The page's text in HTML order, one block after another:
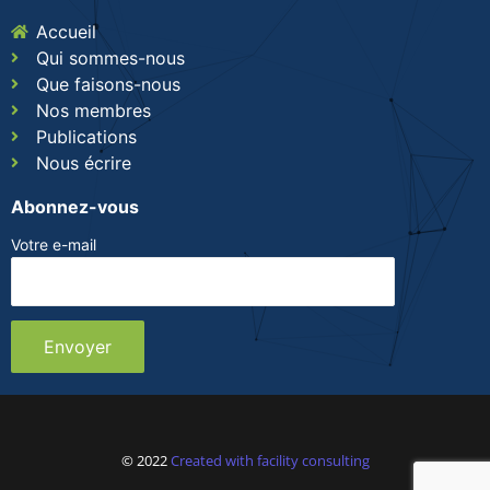
Accueil
Qui sommes-nous
Que faisons-nous
Nos membres
Publications
Nous écrire
Abonnez-vous
Votre e-mail
© 2022Created with facility consulting